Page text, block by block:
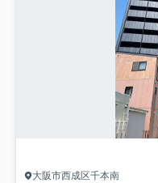
大阪市西成区千本南